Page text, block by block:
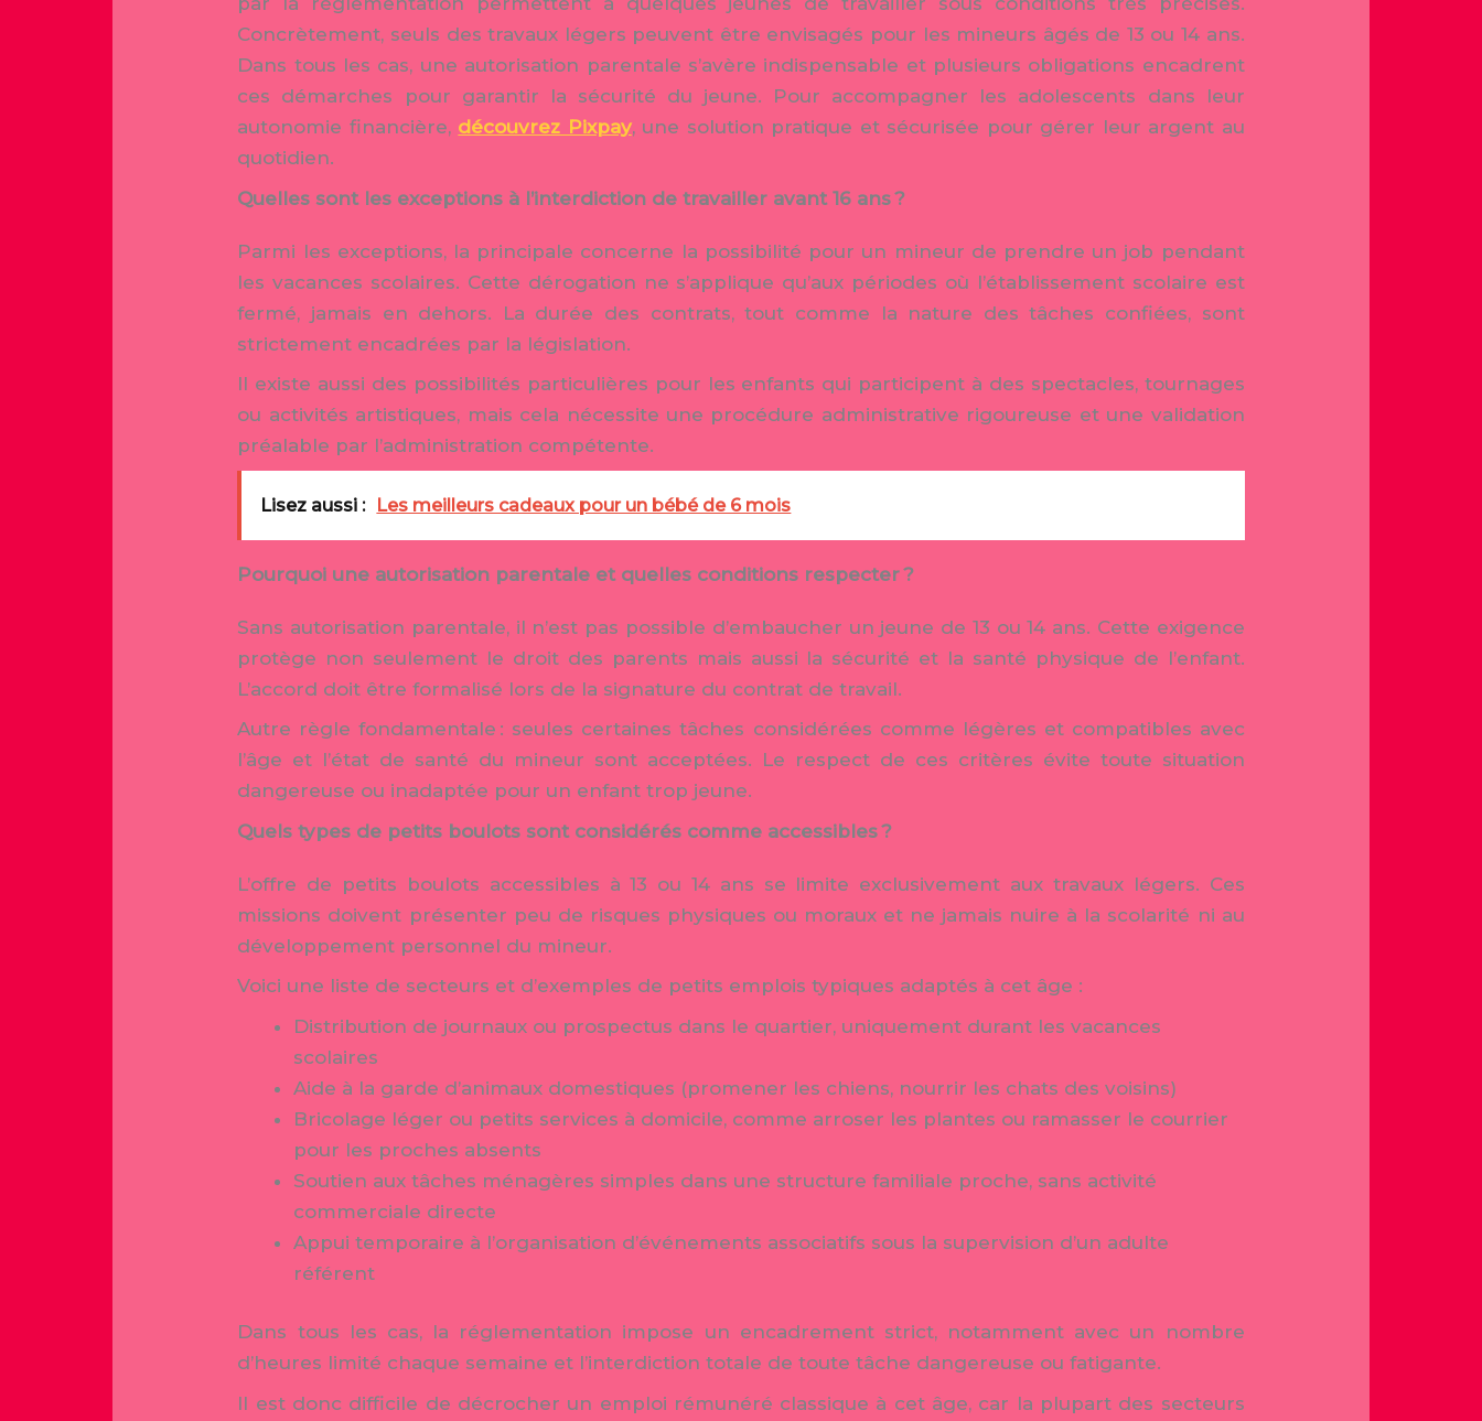
Concrètement, seuls des travaux légers peuvent être envisagés pour les mineurs âgés de 13 ou 14 ans.
Dans tous les cas, une autorisation parentale s’avère indispensable et plusieurs obligations encadrent
ces démarches pour garantir la sécurité du jeune. Pour accompagner les adolescents dans leur
autonomie financière, découvrez Pixpay, une solution pratique et sécurisée pour gérer leur argent au
quotidien.
Quelles sont les exceptions à l’interdiction de travailler avant 16 ans ?
Parmi les exceptions, la principale concerne la possibilité pour un mineur de prendre un job pendant
les vacances scolaires. Cette dérogation ne s’applique qu’aux périodes où l’établissement scolaire est
fermé, jamais en dehors. La durée des contrats, tout comme la nature des tâches confiées, sont
strictement encadrées par la législation.
Il existe aussi des possibilités particulières pour les enfants qui participent à des spectacles, tournages
ou activités artistiques, mais cela nécessite une procédure administrative rigoureuse et une validation
préalable par l’administration compétente.
Lisez aussi : Les meilleurs cadeaux pour un bébé de 6 mois
Pourquoi une autorisation parentale et quelles conditions respecter ?
Sans autorisation parentale, il n’est pas possible d’embaucher un jeune de 13 ou 14 ans. Cette exigence
protège non seulement le droit des parents mais aussi la sécurité et la santé physique de l’enfant.
L’accord doit être formalisé lors de la signature du contrat de travail.
Autre règle fondamentale : seules certaines tâches considérées comme légères et compatibles avec
l’âge et l’état de santé du mineur sont acceptées. Le respect de ces critères évite toute situation
dangereuse ou inadaptée pour un enfant trop jeune.
Quels types de petits boulots sont considérés comme accessibles ?
L’offre de petits boulots accessibles à 13 ou 14 ans se limite exclusivement aux travaux légers. Ces
missions doivent présenter peu de risques physiques ou moraux et ne jamais nuire à la scolarité ni au
développement personnel du mineur.
Voici une liste de secteurs et d’exemples de petits emplois typiques adaptés à cet âge :
Distribution de journaux ou prospectus dans le quartier, uniquement durant les vacances
scolaires
Aide à la garde d’animaux domestiques (promener les chiens, nourrir les chats des voisins)
Bricolage léger ou petits services à domicile, comme arroser les plantes ou ramasser le courrier
pour les proches absents
Soutien aux tâches ménagères simples dans une structure familiale proche, sans activité
commerciale directe
Appui temporaire à l’organisation d’événements associatifs sous la supervision d’un adulte
référent
Dans tous les cas, la réglementation impose un encadrement strict, notamment avec un nombre
d’heures limité chaque semaine et l’interdiction totale de toute tâche dangereuse ou fatigante.
Il est donc difficile de décrocher un emploi rémunéré classique à cet âge, car la plupart des secteurs